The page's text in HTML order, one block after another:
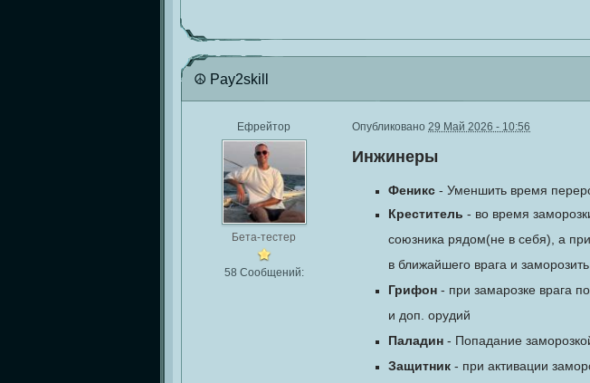
☮ Pay2skill
Ефрейтор
Бета-тестер
58 Сообщений:
Опубликовано 29 Май 2026 - 10:56
Инжинеры
Феникс - Уменшить время
Креститель - во время
союзника рядом(не в себя), а
в ближайшего врага и
Грифон - при замарозке врага
и доп. орудий
Паладин - Попадание
Защитник - при активации